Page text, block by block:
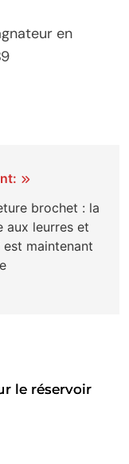
en
brochet : la
aux leurres et
maintenant
le réservoir